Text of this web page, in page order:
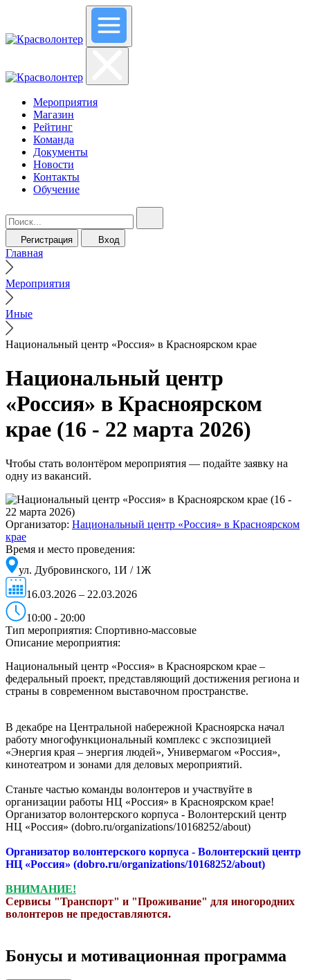
Мероприятия
Магазин
Рейтинг
Команда
Документы
Новости
Контакты
Обучение
Регистрация Вход
Главная
Мероприятия
Иные
Национальный центр «Россия» в Красноярском крае
Национальный центр
«Россия» в Красноярском
крае (16 - 22 марта 2026)
Чтобы стать волонтёром мероприятия — подайте заявку на
одну из вакансий.
Организатор: Национальный центр «Россия» в Красноярском
крае
Время и место проведения:
ул. Дубровинского, 1И / 1Ж
16.03.2026 – 22.03.2026
10:00 - 20:00
Тип мероприятия: Спортивно-массовые
Описание мероприятия:
Национальный центр «Россия» в Красноярском крае –
федеральный проект, представляющий достижения региона и
страны в современном выставочном пространстве.
В декабре на Центральной набережной Красноярска начал
работу многофункциональный комплекс с экспозицией
«Энергия края – энергия людей», Универмагом «Россия»,
кинотеатром и зонами для деловых мероприятий.
Станьте частью команды волонтеров и участвуйте в
организации работы НЦ «Россия» в Красноярском крае!
Организатор волонтерского корпуса - Волонтерский центр
НЦ «Россия» (dobro.ru/organizations/10168252/about)
Организатор волонтерского корпуса - Волонтерский центр
НЦ «Россия» (dobro.ru/organizations/10168252/about)
ВНИМАНИЕ!
Сервисы "Транспорт" и "Проживание" для иногородних
волонтеров не предоставляются.
Бонусы и мотивационная программа